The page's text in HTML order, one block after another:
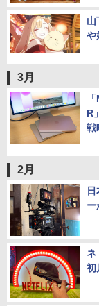
山
や
3月
R
戦
2月
ー
ネ
初